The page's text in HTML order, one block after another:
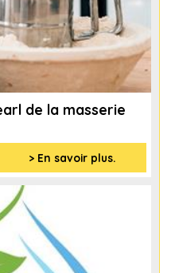
de la masserie
> En savoir plus.